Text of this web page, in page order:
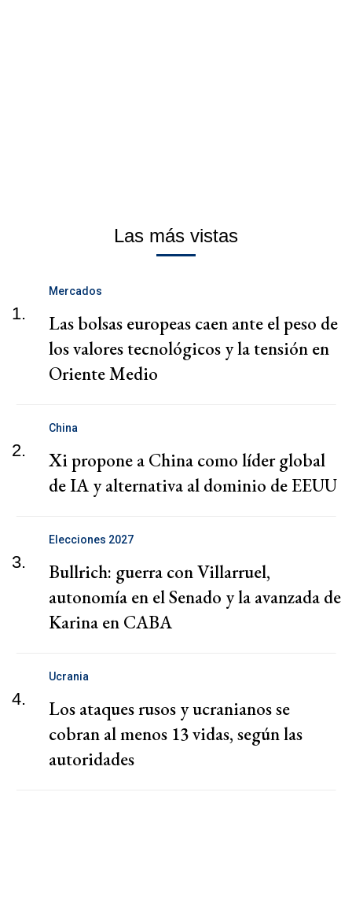
Las más vistas
1.
Mercados
Las bolsas europeas caen ante el peso de
los valores tecnológicos y la tensión en
Oriente Medio
2.
China
Xi propone a China como líder global
de IA y alternativa al dominio de EEUU
3.
Elecciones 2027
Bullrich: guerra con Villarruel,
autonomía en el Senado y la avanzada de
Karina en CABA
4.
Ucrania
Los ataques rusos y ucranianos se
cobran al menos 13 vidas, según las
autoridades